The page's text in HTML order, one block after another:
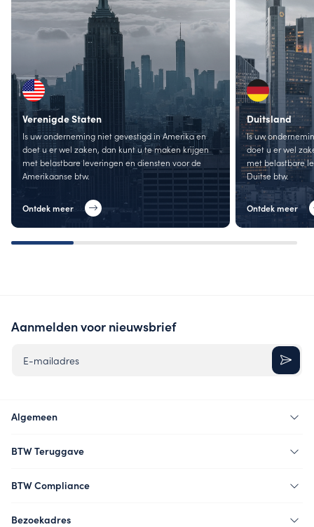
Verenigde Staten
Is uw onderneming niet gevestigd in Amerika en
doet u er wel zaken, dan kunt u te maken krijgen
met belastbare leveringen en diensten voor de
Amerikaanse btw.
Ontdek meer
Duitsland
Is uw
doet u er wel
met belastbare
Duitse btw.
Ontdek meer
Algemeen
BTW Teruggave
BTW Compliance
Bezoekadres
Aanmelden voor nieuwsbrief
E-mailadres